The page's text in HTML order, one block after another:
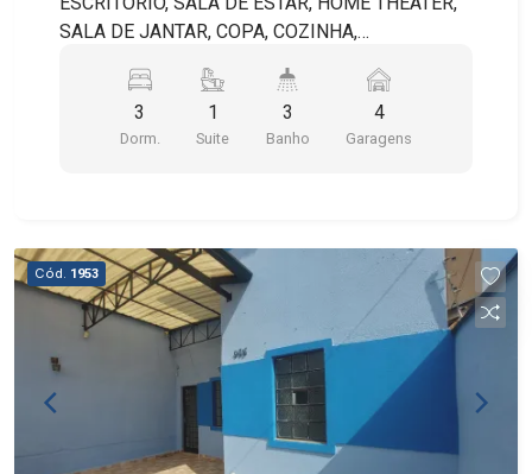
SALA DE JANTAR, COPA, COZINHA,
QUARTO E BANHEIRO DE SERVIÇO, SACADA,
VARANDA, QUINTAL COM JARDIM, PORTÃO
AUTOMÁTICO, INTERFONE, SISTEMA DE
3
Dorm.
1
Suite
3
Banho
4
Garagens
Cód. 1953